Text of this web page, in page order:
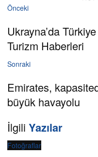
Önceki
Ukrayna’da
Turizm Haberleri
Sonraki
Emirates,
büyük havayolu
İlgili Yazılar
Fotoğraflar